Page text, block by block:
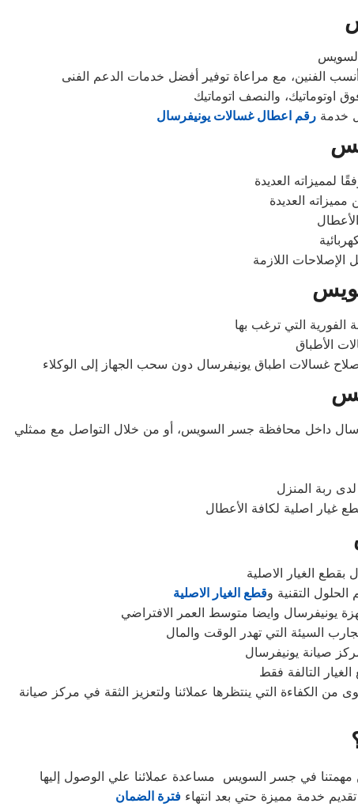
خدمة رقم اعطال غسالات يونيفرسال
داخل محافظة جسر السويس، أو من خلال التواصل مع ممثلي
ربة المنزل
الغيار الاصلية
التقنية وقطع الغيار الاصلية
يونيفرسال وايضا متوسط العمر الافتراضي
صيانة يونيفرسال
التالفة فقط
الكفاءة التي ينتظرها عملائنا ولتعزيز الثقة في مركز صيانة
مهمتنا في جسر السويس مساعدة عملائنا علي الوصول إليها
خدمة مميزة حتي بعد انتهاء فترة الضمان